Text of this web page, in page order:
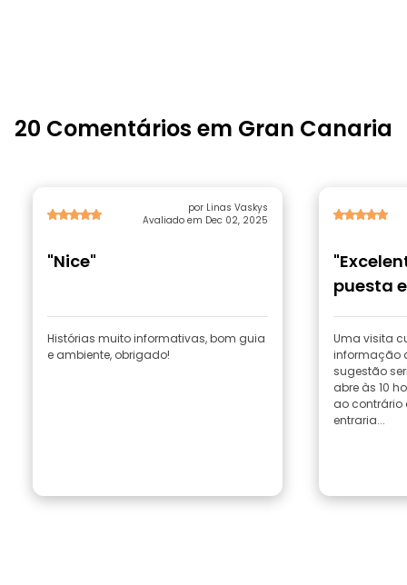
20 Comentários em Gran Canaria
por Linas Vaskys
Avaliado em Dec 02, 2025
"Nice"
Histórias muito informativas, bom guia
e ambiente, obrigado!
puesta
Uma visita
informação
sugestão
abre às 10
ao contrário
entraria...